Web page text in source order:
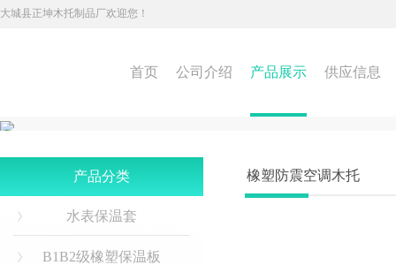
大城县正坤木托制品厂欢迎您！
首页 公司介绍 产品展示 供应信息
产品分类
水表保温套
B1B2级橡塑保温板
橡塑防震空调木托